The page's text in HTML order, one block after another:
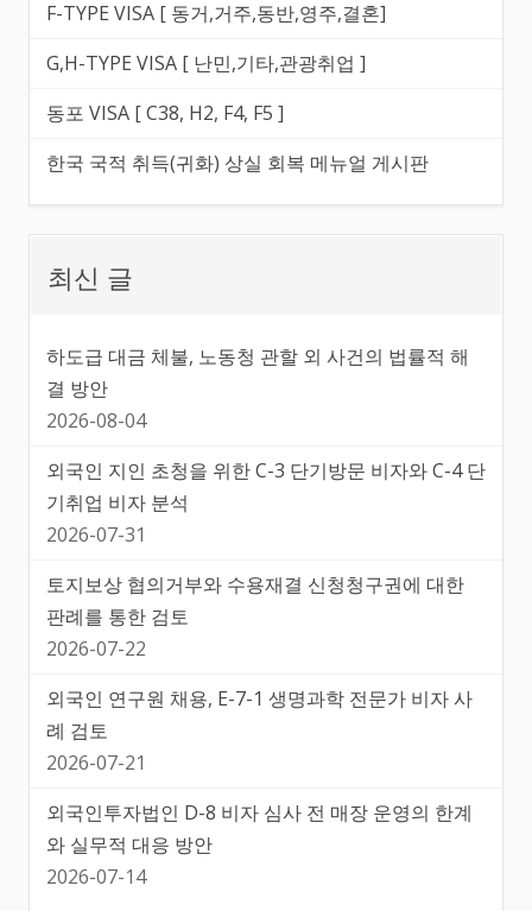
F-TYPE VISA [ 동거,거주,동반,영주,결혼]
G,H-TYPE VISA [ 난민,기타,관광취업 ]
동포 VISA [ C38, H2, F4, F5 ]
한국 국적 취득(귀화) 상실 회복 메뉴얼 게시판
최신 글
하도급 대금 체불, 노동청 관할 외 사건의 법률적 해
결 방안
2026-08-04
외국인 지인 초청을 위한 C-3 단기방문 비자와 C-4 단
기취업 비자 분석
2026-07-31
토지보상 협의거부와 수용재결 신청청구권에 대한
판례를 통한 검토
2026-07-22
외국인 연구원 채용, E-7-1 생명과학 전문가 비자 사
례 검토
2026-07-21
외국인투자법인 D-8 비자 심사 전 매장 운영의 한계
와 실무적 대응 방안
2026-07-14